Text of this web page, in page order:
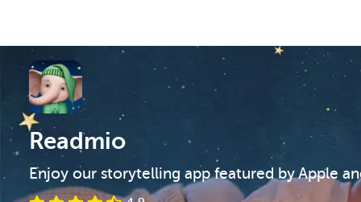
Readmio
Enjoy our storytelling app featured by Apple